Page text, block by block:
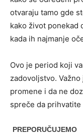
otvaraju tamo gde
kako život ponekad
kada ih najmanje
Ovo je period koji
zadovoljstvo.
promene i da ne
spreče da